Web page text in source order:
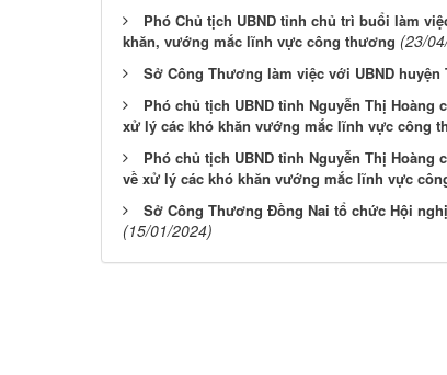
Phó Chủ tịch UBND tỉnh chủ trì buổi làm
khăn, vướng mắc lĩnh vực công thương (23/
Sở Công Thương làm việc với UBND huyện
Phó chủ tịch UBND tỉnh Nguyễn Thị
xử lý các khó khăn vướng mắc lĩnh vực công
Phó chủ tịch UBND tỉnh Nguyễn Thị
về xử lý các khó khăn vướng mắc lĩnh vực
Sở Công Thương Đồng Nai tổ chức Hội
(15/01/2024)